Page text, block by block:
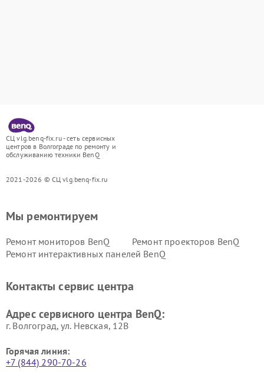
СЦ vlg.benq-fix.ru - сеть сервисных
центров в Волгограде по ремонту и
обслуживанию техники BenQ
2021-2026 © СЦ vlg.benq-fix.ru
Мы ремонтируем
Ремонт мониторов BenQ
Ремонт проекторов BenQ
Ремонт интерактивных панелей BenQ
Контакты сервис центра
Адрес сервисного центра BenQ:
г. Волгоград, ул. Невская, 12В
Горячая линия:
+7 (844) 290-70-26